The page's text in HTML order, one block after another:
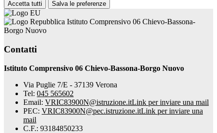
Accetta tutti Salva le preferenze
Istituto Comprensivo 06 Chievo-Bassona-
Borgo Nuovo
Contatti
Istituto Comprensivo 06 Chievo-Bassona-Borgo Nuovo
Via Puglie 7/E - 37139 Verona
Tel: 045 565602
Email: VRIC83900N@istruzione.itLink per inviare una mail
PEC: VRIC83900N@pec.istruzione.itLink per inviare una
mail
C.F.: 93184850233